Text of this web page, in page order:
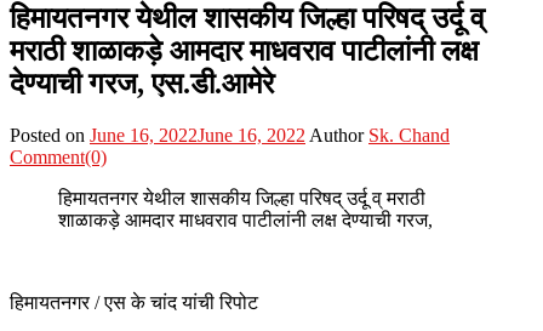
हिमायतनगर येथील शासकीय जिल्हा परिषद् उर्दू व्
मराठी शाळाकड़े आमदार माधवराव पाटीलांनी लक्ष
देण्याची गरज, एस.डी.आमेरे
Posted on June 16, 2022June 16, 2022 Author Sk. Chand
Comment(0)
हिमायतनगर येथील शासकीय जिल्हा परिषद् उर्दू व् मराठी
शाळाकड़े आमदार माधवराव पाटीलांनी लक्ष देण्याची गरज,
हिमायतनगर / एस के चांद यांची रिपोट